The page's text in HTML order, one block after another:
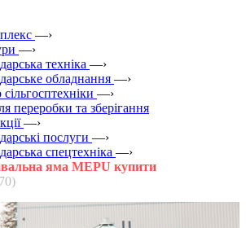
—›
—›
техніка —›
обладнання —›
—›
переробки та зберігання
—›
послуги —›
спецтехніка —›
яма MEPU купити